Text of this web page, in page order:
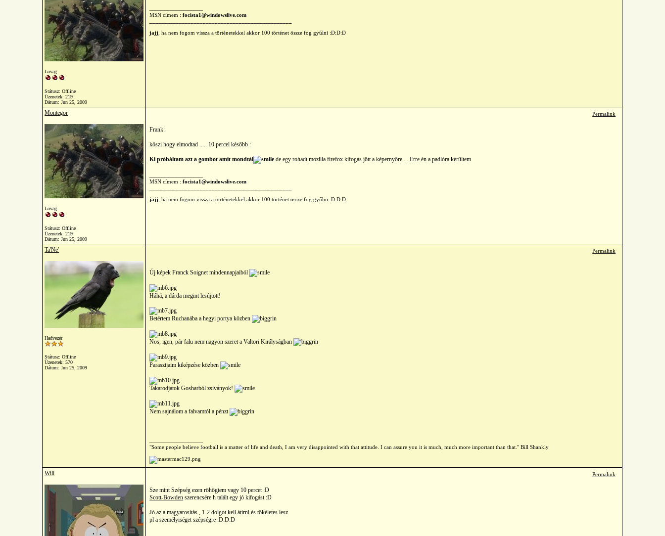
Lovag
Státusz: Offline
Üzenetek: 219
Dátum:Jun 25, 2009
MSN címem : focista1@windowslive.com
jajj , ha nem fogom vissza a történetekkel akkor 100 történet össze fog gyűlni :D:D:D
Montegor
Lovag
Státusz: Offline
Üzenetek: 219
Dátum:Jun 25, 2009
Permalink
Frank:
köszi hogy elmodtad ..... 10 percel később :
Ki próbáltam azt a gombot amit mondtál de egy rohadt mozilla firefox kifogás jött a képernyőre.....Erre én a padlóra kerültem
MSN címem : focista1@windowslive.com
jajj , ha nem fogom vissza a történetekkel akkor 100 történet össze fog gyűlni :D:D:D
Ta'Ne'
Hadvezér
Státusz: Offline
Üzenetek: 570
Dátum:Jun 25, 2009
Permalink
Új képek Franck Soignet mindennapjaiból
Háhá, a dárda megint lesújtott!
Betértem Ruchanába a hegyi portya közben
Nos, igen, pár falu nem nagyon szeret a Valtori Királyságban
Parasztjaim kiképzése közben
Takarodjatok Gosharból zsiványok!
Nem sajnálom a falvamtól a pénzt
"Some people believe football is a matter of life and death, I am very disappointed with that attitude. I can assure you it is much, much more important than that." Bill Shankly
Will Permalink
Sze mint Szépség ezen röhögtem vagy 10 percet :D
Scott-Bowden szerencsére h talált egy jó kifogást :D
Jó az a magyarosítás , 1-2 dolgot kell átírni és tökéletes lesz
pl a személyiséget szépségre :D:D:D